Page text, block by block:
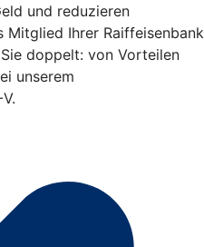
und reduzieren
Mitglied Ihrer Raiffeisenbank
doppelt: von Vorteilen
unserem